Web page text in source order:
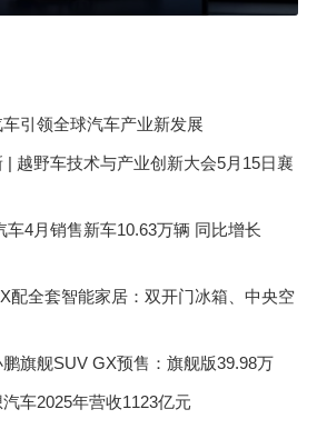
引领全球汽车产业新发展
| 越野车技术与产业创新大会5月15日襄
车4月销售新车10.63万辆 同比增长
配全套智能家居：双开门冰箱、中央空
旗舰SUV GX预售：旗舰版39.98万
车2025年营收1123亿元